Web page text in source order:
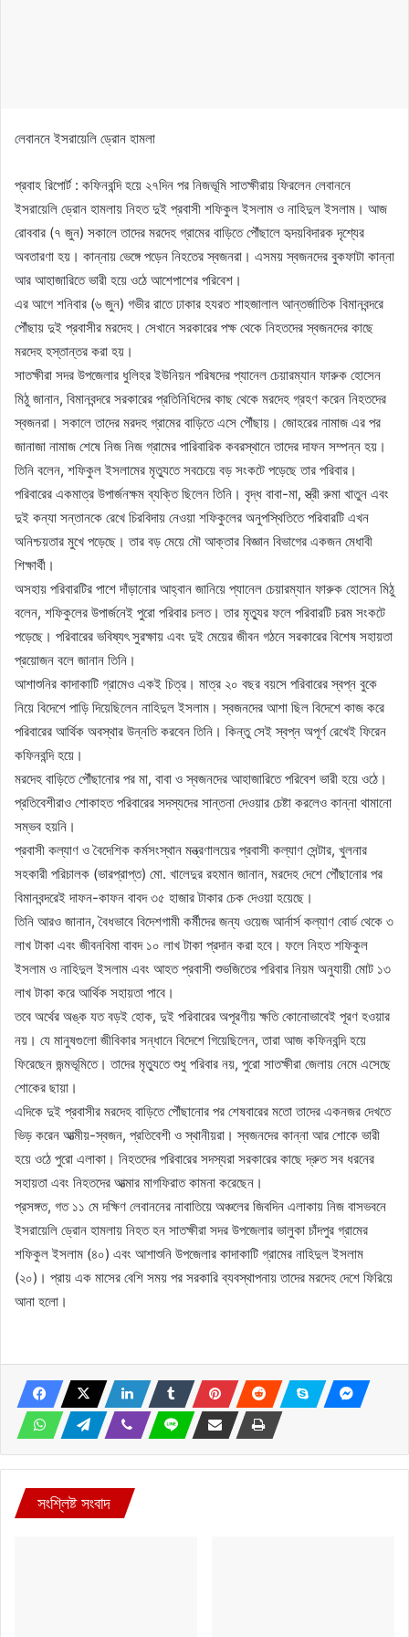
লেবাননে ইসরায়েলি ড্রোন হামলা
প্রবাহ রিপোর্ট : কফিনবন্দি হয়ে ২৭দিন পর নিজভূমি সাতক্ষীরায় ফিরলেন লেবাননে
ইসরায়েলি ড্রোন হামলায় নিহত দুই প্রবাসী শফিকুল ইসলাম ও নাহিদুল ইসলাম। আজ
রোববার (৭ জুন) সকালে তাদের মরদেহ গ্রামের বাড়িতে পৌঁছালে হৃদয়বিদারক দৃশ্যের
অবতারণা হয়। কান্নায় ভেঙ্গে পড়েন নিহতের স্বজনরা। এসময় স্বজনদের বুকফাটা কান্না
আর আহাজারিতে ভারী হয়ে ওঠে আশেপাশের পরিবেশ।
এর আগে শনিবার (৬ জুন) গভীর রাতে ঢাকার হযরত শাহজালাল আন্তর্জাতিক বিমানবন্দরে
পৌঁছায় দুই প্রবাসীর মরদেহ। সেখানে সরকারের পক্ষ থেকে নিহতদের স্বজনদের কাছে
মরদেহ হস্তান্তর করা হয়।
সাতক্ষীরা সদর উপজেলার ধুলিহর ইউনিয়ন পরিষদের প্যানেল চেয়ারম্যান ফারুক হোসেন
মিঠু জানান, বিমানবন্দরে সরকারের প্রতিনিধিদের কাছ থেকে মরদেহ গ্রহণ করেন নিহতদের
স্বজনরা। সকালে তাদের মরদহ গ্রামের বাড়িতে এসে পৌঁছায়। জোহরের নামাজ এর পর
জানাজা নামাজ শেষে নিজ নিজ গ্রামের পারিবারিক কবরস্থানে তাদের দাফন সম্পন্ন হয়।
তিনি বলেন, শফিকুল ইসলামের মৃত্যুতে সবচেয়ে বড় সংকটে পড়েছে তার পরিবার।
পরিবারের একমাত্র উপার্জনক্ষম ব্যক্তি ছিলেন তিনি। বৃদ্ধ বাবা-মা, স্ত্রী রুমা খাতুন এবং
দুই কন্যা সন্তানকে রেখে চিরবিদায় নেওয়া শফিকুলের অনুপস্থিতিতে পরিবারটি এখন
অনিশ্চয়তার মুখে পড়েছে। তার বড় মেয়ে মৌ আক্তার বিজ্ঞান বিভাগের একজন মেধাবী
শিক্ষার্থী।
অসহায় পরিবারটির পাশে দাঁড়ানোর আহ্বান জানিয়ে প্যানেল চেয়ারম্যান ফারুক হোসেন মিঠু
বলেন, শফিকুলের উপার্জনেই পুরো পরিবার চলত। তার মৃত্যুর ফলে পরিবারটি চরম সংকটে
পড়েছে। পরিবারের ভবিষ্যৎ সুরক্ষায় এবং দুই মেয়ের জীবন গঠনে সরকারের বিশেষ সহায়তা
প্রয়োজন বলে জানান তিনি।
আশাশুনির কাদাকাটি গ্রামেও একই চিত্র। মাত্র ২০ বছর বয়সে পরিবারের স্বপ্ন বুকে
নিয়ে বিদেশে পাড়ি দিয়েছিলেন নাহিদুল ইসলাম। স্বজনদের আশা ছিল বিদেশে কাজ করে
পরিবারের আর্থিক অবস্থার উন্নতি করবেন তিনি। কিন্তু সেই স্বপ্ন অপূর্ণ রেখেই ফিরেন
কফিনবন্দি হয়ে।
মরদেহ বাড়িতে পৌঁছানোর পর মা, বাবা ও স্বজনদের আহাজারিতে পরিবেশ ভারী হয়ে ওঠে।
প্রতিবেশীরাও শোকাহত পরিবারের সদস্যদের সান্তনা দেওয়ার চেষ্টা করলেও কান্না থামানো
সম্ভব হয়নি।
প্রবাসী কল্যাণ ও বৈদেশিক কর্মসংস্থান মন্ত্রণালয়ের প্রবাসী কল্যাণ সেন্টার, খুলনার
সহকারী পরিচালক (ভারপ্রাপ্ত) মো. খালেদুর রহমান জানান, মরদেহ দেশে পৌঁছানোর পর
বিমানবন্দরেই দাফন-কাফন বাবদ ৩৫ হাজার টাকার চেক দেওয়া হয়েছে।
তিনি আরও জানান, বৈধভাবে বিদেশগামী কর্মীদের জন্য ওয়েজ আর্নার্স কল্যাণ বোর্ড থেকে ৩
লাখ টাকা এবং জীবনবিমা বাবদ ১০ লাখ টাকা প্রদান করা হবে। ফলে নিহত শফিকুল
ইসলাম ও নাহিদুল ইসলাম এবং আহত প্রবাসী শুভজিতের পরিবার নিয়ম অনুযায়ী মোট ১৩
লাখ টাকা করে আর্থিক সহায়তা পাবে।
তবে অর্থের অঙ্ক যত বড়ই হোক, দুই পরিবারের অপূরণীয় ক্ষতি কোনোভাবেই পূরণ হওয়ার
নয়। যে মানুষগুলো জীবিকার সন্ধানে বিদেশে গিয়েছিলেন, তারা আজ কফিনবন্দি হয়ে
ফিরেছেন জন্মভূমিতে। তাদের মৃত্যুতে শুধু পরিবার নয়, পুরো সাতক্ষীরা জেলায় নেমে এসেছে
শোকের ছায়া।
এদিকে দুই প্রবাসীর মরদেহ বাড়িতে পৌঁছানোর পর শেষবারের মতো তাদের একনজর দেখতে
ভিড় করেন আত্মীয়-স্বজন, প্রতিবেশী ও স্থানীয়রা। স্বজনদের কান্না আর শোকে ভারী
হয়ে ওঠে পুরো এলাকা। নিহতদের পরিবারের সদস্যরা সরকারের কাছে দ্রুত সব ধরনের
সহায়তা এবং নিহতদের আত্মার মাগফিরাত কামনা করেছেন।
প্রসঙ্গত, গত ১১ মে দক্ষিণ লেবাননের নাবাতিয়ে অঞ্চলের জিবদিন এলাকায় নিজ বাসভবনে
ইসরায়েলি ড্রোন হামলায় নিহত হন সাতক্ষীরা সদর উপজেলার ভালুকা চাঁদপুর গ্রামের
শফিকুল ইসলাম (৪০) এবং আশাশুনি উপজেলার কাদাকাটি গ্রামের নাহিদুল ইসলাম
(২০)। প্রায় এক মাসের বেশি সময় পর সরকারি ব্যবস্থাপনায় তাদের মরদেহ দেশে ফিরিয়ে
আনা হলো।
সংশ্লিষ্ট সংবাদ